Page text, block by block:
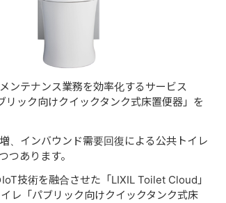
ンテナンス業務を効率化するサービス
ック向けクイックタンク式床置便器」を
、インバウンド需要回復による公共トイレ
つあります。
技術を融合させた「LIXIL Toilet Cloud」
レ「パブリック向けクイックタンク式床